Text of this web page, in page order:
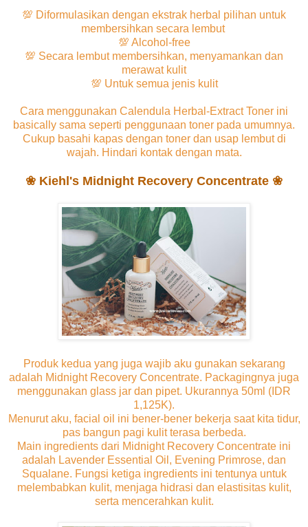
💯 Diformulasikan dengan ekstrak herbal pilihan untuk
membersihkan secara lembut
💯 Alcohol-free
💯 Secara lembut membersihkan, menyamankan dan
merawat kulit
💯 Untuk semua jenis kulit
Cara menggunakan Calendula Herbal-Extract Toner ini
basically sama seperti penggunaan toner pada umumnya.
Cukup basahi kapas dengan toner dan usap lembut di
wajah. Hindari kontak dengan mata.
❀ Kiehl's Midnight Recovery Concentrate ❀
Produk kedua yang juga wajib aku gunakan sekarang
adalah Midnight Recovery Concentrate. Packagingnya juga
menggunakan glass jar dan pipet. Ukurannya 50ml (IDR
1,125K).
Menurut aku, facial oil ini bener-bener bekerja saat kita tidur,
pas bangun pagi kulit terasa berbeda.
Main ingredients dari Midnight Recovery Concentrate ini
adalah Lavender Essential Oil, Evening Primrose, dan
Squalane. Fungsi ketiga ingredients ini tentunya untuk
melembabkan kulit, menjaga hidrasi dan elastisitas kulit,
serta mencerahkan kulit.